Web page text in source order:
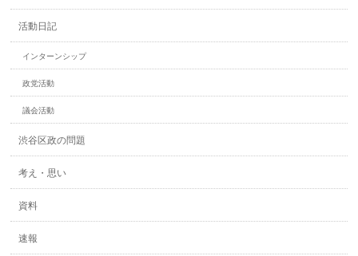
活動日記
インターンシップ
政党活動
議会活動
渋谷区政の問題
考え・思い
資料
速報